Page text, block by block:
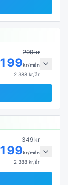
299kr
199kr/mån
2 388 kr/år
349kr
199kr/mån
2 388 kr/år